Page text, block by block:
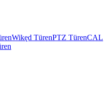
Wikęd TürenPTZ TürenCAL